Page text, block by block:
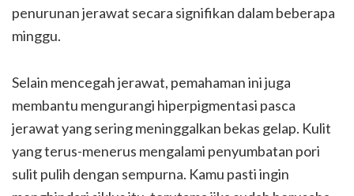
penurunan jerawat secara signifikan dalam beberapa
minggu.
Selain mencegah jerawat, pemahaman ini juga
membantu mengurangi hiperpigmentasi pasca
jerawat yang sering meninggalkan bekas gelap. Kulit
yang terus-menerus mengalami penyumbatan pori
sulit pulih dengan sempurna. Kamu pasti ingin